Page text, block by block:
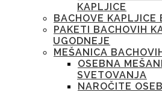
KAPLJICE
BACHOVE KAPLJICE
PAKETI BACHOVIH
UGODNEJE
MEŠANICA
OSEBNA
SVETOVANJA
NAROČITE